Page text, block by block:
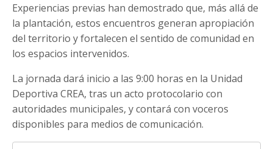
Experiencias previas han demostrado que, más allá de
la plantación, estos encuentros generan apropiación
del territorio y fortalecen el sentido de comunidad en
los espacios intervenidos.
La jornada dará inicio a las 9:00 horas en la Unidad
Deportiva CREA, tras un acto protocolario con
autoridades municipales, y contará con voceros
disponibles para medios de comunicación.